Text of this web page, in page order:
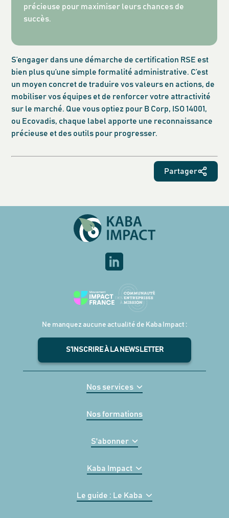
précieuse pour maximiser leurs chances de
succès.
S’engager dans une démarche de certification RSE est
bien plus qu’une simple formalité administrative. C’est
un moyen concret de traduire vos valeurs en actions, de
mobiliser vos équipes et de renforcer votre attractivité
sur le marché. Que vous optiez pour B Corp, ISO 14001,
ou Ecovadis, chaque label apporte une reconnaissance
précieuse et des outils pour progresser.
Partager
Ne manquez aucune actualité de Kaba Impact :
S'INSCRIRE À LA NEWSLETTER
Nos services
Nos formations
S'abonner
Kaba Impact
Le guide : Le Kaba